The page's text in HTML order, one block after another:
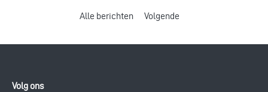
Alle berichten Volgende
Volg ons